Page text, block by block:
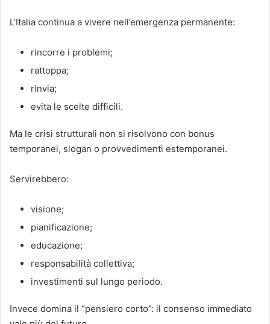
L’Italia continua a vivere nell’emergenza permanente:
rincorre i problemi;
rattoppa;
rinvia;
evita le scelte difficili.
Ma le crisi strutturali non si risolvono con bonus
temporanei, slogan o provvedimenti estemporanei.
Servirebbero:
visione;
pianificazione;
educazione;
responsabilità collettiva;
investimenti sul lungo periodo.
Invece domina il “pensiero corto”: il consenso immediato